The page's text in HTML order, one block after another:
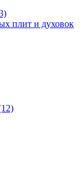
плит и духовок